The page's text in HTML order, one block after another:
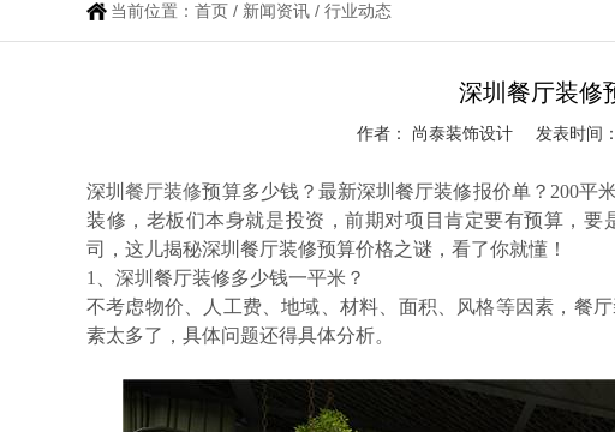
当前位置： 首页 / 新闻资讯 / 行业动态
深圳餐厅装修
作者： 尚泰装饰设计 发表时间
深圳餐厅装修预算多少钱？最新深圳餐厅装修报价单？ 200平
装修 ，老板们本身就是投资，前期对项目肯定要有预算，要
司，这儿揭秘深圳餐厅装修预算价格之谜，看了你就懂！
1
、深圳餐厅装修多少钱一平米？
不考虑物价、人工费、地域、材料、面积、风格等因素， 餐
素太多了，具体问题还得具体分析。